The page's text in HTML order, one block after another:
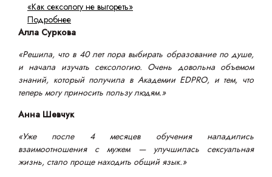
«Как сексологу не выгореть»
Подробнее
Алла Суркова
«Решила, что в 40 лет пора выбирать образование по душе,
и начала изучать сексологию. Очень довольна объемом
знаний, который получила в Академии EDPRO, и тем, что
теперь могу приносить пользу людям.»
Анна Шевчук
«Уже после 4 месяцев обучения наладились
взаимоотношения с мужем — улучшилась сексуальная
жизнь, стало проще находить общий язык.»